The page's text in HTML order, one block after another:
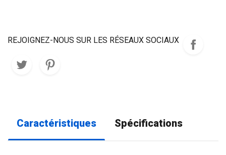
REJOIGNEZ-NOUS SUR LES RÉSEAUX SOCIAUX
Caractéristiques Spécifications